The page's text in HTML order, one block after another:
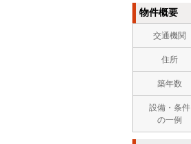
物件概要
交通機関
住所
築年数
設備・条件
の一例